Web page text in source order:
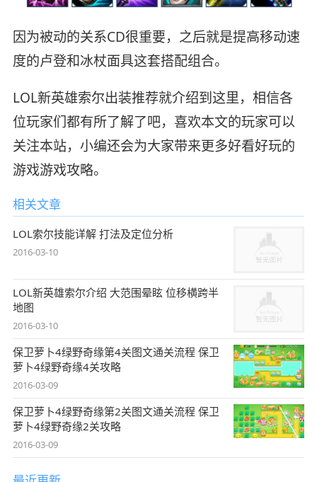
因为被动的关系CD很重要，之后就是提高移动速
度的卢登和冰杖面具这套搭配组合。
LOL新英雄索尔出装推荐就介绍到这里，相信各
位玩家们都有所了解了吧，喜欢本文的玩家可以
关注本站，小编还会为大家带来更多好看好玩的
游戏游戏攻略。
相关文章
LOL索尔技能详解 打法及定位分析
2016-03-10
LOL新英雄索尔介绍 大范围晕眩 位移横跨半
地图
2016-03-10
保卫萝卜4绿野奇缘第4关图文通关流程 保卫
萝卜4绿野奇缘4关攻略
2016-03-09
保卫萝卜4绿野奇缘第2关图文通关流程 保卫
萝卜4绿野奇缘2关攻略
2016-03-09